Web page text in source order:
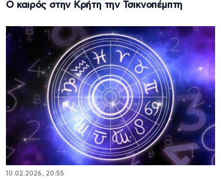
Ο καιρός στην Κρήτη την Τσικνοπέμπτη
10.02.2026, 20:55